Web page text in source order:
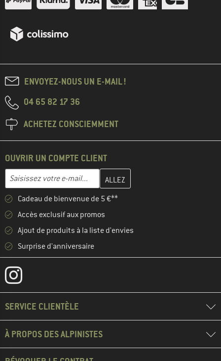
ENVOYEZ-NOUS UN E-MAIL !
04 65 82 17 36
ACHETEZ CONSCIEMMENT
OUVRIR UN COMPTE CLIENT
Adresse e-mail
Entrez votre adresse e-mail ici et créez votre compte client à la
Cadeau de bienvenue de 5 €**
Accès exclusif aux promos
Ajout de produits à la liste d'envies
Surprise d'anniversaire
SERVICE CLIENTÈLE
À PROPOS DES ALPINISTES